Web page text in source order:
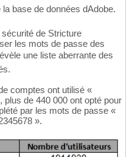
base de données dAdobe.
de Stricture
les mots de passe des
une liste aberrante des
comptes ont utilisé «
de 440 000 ont opté pour
par les mots de passe «
».